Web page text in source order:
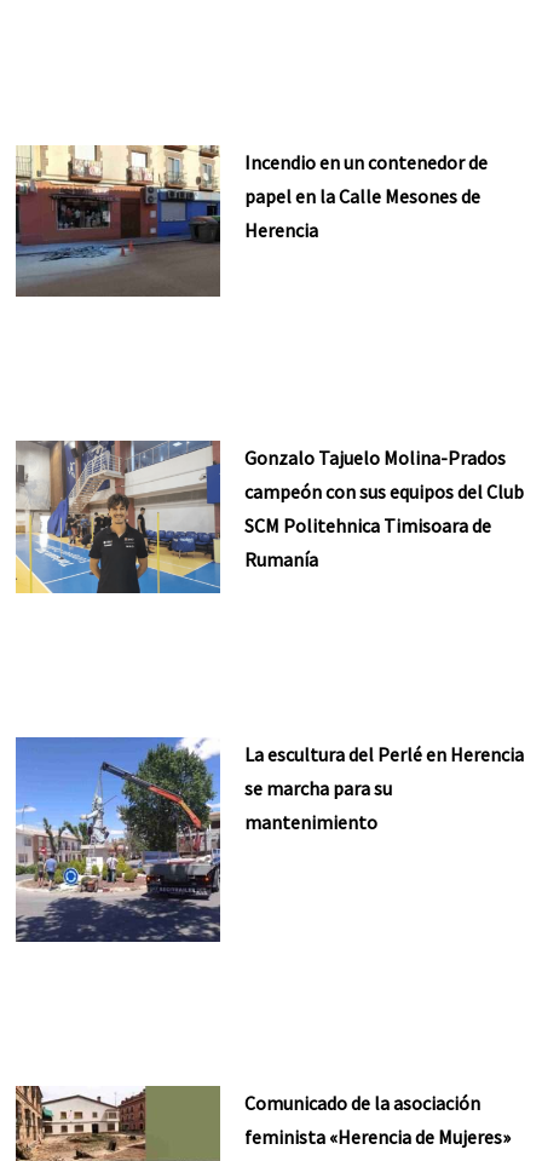
Incendio en un contenedor de
papel en la Calle Mesones de
Herencia
Gonzalo Tajuelo Molina-Prados
campeón con sus equipos del Club
SCM Politehnica Timisoara de
Rumanía
La escultura del Perlé en Herencia
se marcha para su
mantenimiento
Comunicado de la asociación
feminista «Herencia de Mujeres»